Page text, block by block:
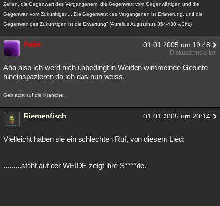
Zeiten, die Gegenwart des Vergangenem, die Gegenwart vom Gegenwärtigen und die
Gegenwart vom Zukünftigen... Die Gegenwart des Vergangenen ist Erinnerung, und die
Gegenwart des Zukünftigen ist die Erwartung" (Aurelius Augustinus 354-430 v.Chr.)
Palin 01.01.2005 um 19:48
Diskussionsleiter
Aha also ich werd nich unbedingt in Weiden wimmelnde Gebiete
hineinspazieren da ich das nun weiss.
Geb acht auf die Kraniche.
Riemenfisch 01.01.2005 um 20:14
Vielleicht haben sie ein schlechten Ruf, von diesem Lied:
.........steht auf der WEIDE zeigt ihre S****de.